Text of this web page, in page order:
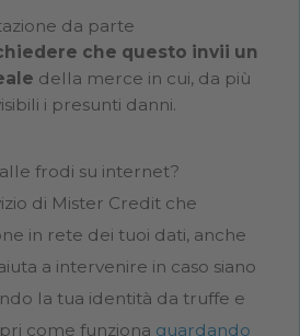
da parte
che questo invii un
della merce in cui, da più
i presunti danni.
frodi su internet?
di Mister Credit che
in rete dei tuoi dati, anche
a intervenire in caso siano
la tua identità da truffe e
come funziona guardando